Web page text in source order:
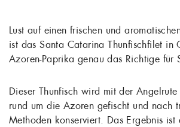
Lust auf einen frischen und
ist das Santa Catarina Thunfischfilet in
Azoren-Paprika genau das Richtige für
Dieser Thunfisch wird mit der
rund um die Azoren gefischt und nach
Methoden konserviert. Das Ergebnis ist